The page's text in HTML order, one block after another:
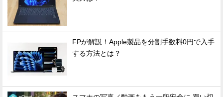
FPが解説！Apple製品を分割手数料0円で入手
する方法とは？